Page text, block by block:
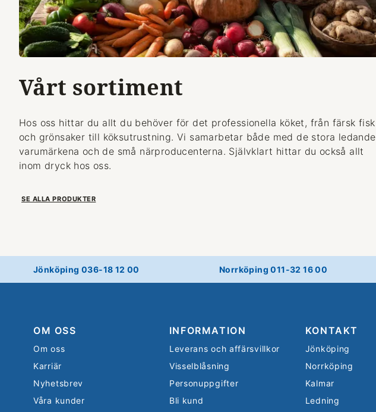
Vårt sortiment
Hos oss hittar du allt du behöver för det professionella köket, från färsk fisk
och grönsaker till köksutrustning. Vi samarbetar både med de stora ledande
varumärkena och de små närproducenterna. Självklart hittar du också allt
inom dryck hos oss.
SE ALLA PRODUKTER
Jönköping 036-18 12 00 Norrköping 011-32 16 00
OM OSS
Om oss
Karriär
Nyhetsbrev
Våra kunder
INFORMATION
Leverans och affärsvillkor
Visselblåsning
Personuppgifter
Bli kund
KONTAKT
Jönköping
Norrköping
Kalmar
Ledning